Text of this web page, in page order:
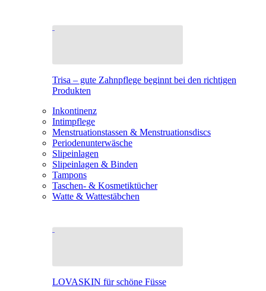
Trisa – gute Zahnpflege beginnt bei den richtigen
Produkten
Inkontinenz
Intimpflege
Menstruationstassen & Menstruationsdiscs
Periodenunterwäsche
Slipeinlagen
Slipeinlagen & Binden
Tampons
Taschen- & Kosmetiktücher
Watte & Wattestäbchen
LOVASKIN für schöne Füsse